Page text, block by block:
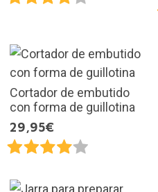
Cortador de embutido
con forma de guillotina
29,95€